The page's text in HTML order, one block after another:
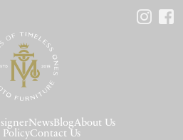
News BlogAbout Us
PolicyContact Us